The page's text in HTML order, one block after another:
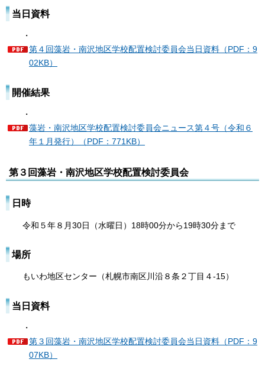
当日資料
・
第４回藻岩・南沢地区学校配置検討委員会当日資料（PDF：9
02KB）
開催結果
・
藻岩・南沢地区学校配置検討委員会ニュース第４号（令和６
年１月発行）（PDF：771KB）
第３回藻岩・南沢地区学校配置検討委員会
日時
令和５年８月30日（水曜日）18時00分から19時30分まで
場所
もいわ地区センター（札幌市南区川沿８条２丁目４-15）
当日資料
・
第３回藻岩・南沢地区学校配置検討委員会当日資料（PDF：9
07KB）